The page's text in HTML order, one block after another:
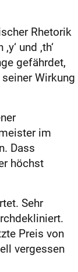
Rhetorik
und ‚th‘
gefährdet,
Wirkung
im
Dass
höchst
Sehr
Preis von
vergessen